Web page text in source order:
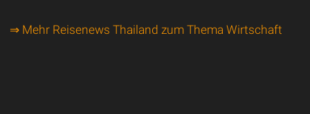
⇒ Mehr Reisenews Thailand zum Thema Wirtschaft